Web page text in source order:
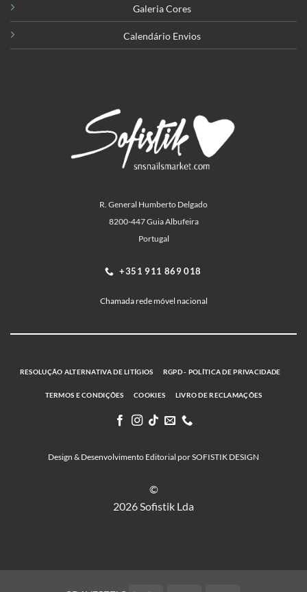
Galeria Cores
Calendário Envios
R. General Humberto Delgado
8200-447 Guia Albufeira
Portugal
+351 911 869 018
Chamada rede móvel nacional
RESOLUÇÃO ALTERNATIVA DE LITÍGIOS RGPD - POLÍTICA DE PRIVACIDADE
TERMOS E CONDIÇÕES COOKIES LIVRO DE RECLAMAÇÕES
Design & Desenvolvimento Editorial por SOFISTIK DESIGN
©
2026 Sofistik Lda